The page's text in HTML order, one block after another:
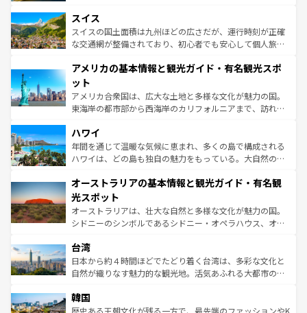
を参照してほしい。
は、お酒好きな人にはぜひ体験してほしい。 なお、新着の
ドイツ情報はコンテンツ一覧を参照してほしい。
リアごとに異なる魅力がある。また、優雅なアフタヌーン
ティー、ビール好きにはたまらない英国パブ、サッカー観
戦など、本場だからこそできる体験も豊富。イギリスを旅
ンツ一覧を参照してほしい。
スイス
スイスの国土面積は九州ほどの広さだが、運行時刻が正確
な交通網が整備されており、初心者でも安心して個人旅行
の建物がそのまま残る町や、スイスならではのユニークな
博物館もあり、アルプス観光だけでなく町歩きも満喫する
ことができる。国民の所得が高いため物価も高いが、旅行
者向けの交通パス提供のサービスもあり、うまく活用すれ
着のスイス情報は
アメリカの基本情報と観光ガイド・有名観光スポ
ット
アメリカ合衆国は、広大な土地と多様な文化が魅力の国。
東海岸の都市部から西海岸のカリフォルニアまで、訪れる
のような巨大都市は、観光、ショッピング、エンターテイ
ンメントが詰まった刺激的なスポットだ。一方、アメリカ
西部には大自然が広がり、グランドキャニオンやイエロー
部のニューオーリンズでは、音楽と美食が融合した独特の
文化が魅力。旅行者はアメリカの各地域で異なる魅力を楽
しみながら、その多様性と豊かな歴史を感じることができ
るだろう。車でのロードトリップや列車の旅も、アメリカ
情報は
ハワイ
年間を通じて温暖な気候に恵まれ、多くの島で構成される
ハワイは、どの島も独自の魅力をもっている。大自然の神
ワイ島は見逃せない。また、定番の観光地といえばオアフ
島だが、静かな自然を求めるならマウイ島やカウアイ島が
おすすめ。エメラルドグリーンに輝く海をはじめ、豊かな
文化や歴史が息づいている。「アロハスピリット」と呼ば
人々、おいしいローカルフードやハワイアンミュージッ
ク、伝統的なフラダンスなど、すべてがハワイの魅力を彩
っている。訪れるたびに新しい発見と感動が待っているハ
はコンテンツ一覧
オーストラリアの基本情報と観光ガイド・有名観
光スポット
オーストラリアは、壮大な自然と多様な文化が魅力の国。
シドニーのシンボルであるシドニー・オペラハウス、オー
リアリーフや大陸中央部にそびえるウルル（エアーズロッ
ク）、タスマニアの美しい原生林やケアンズの熱帯雨林な
ど、見どころがたくさん。また、カフェやワイン、オージ
いる。アクティビティも充実しており、サーフィンやダイ
ビング、ハイキングなど、アウトドア好きにはたまらな
台湾
日本から約４時間ほどでたどり着く台湾は、多彩な文化と
自然が織りなす魅力的な観光地。活気あふれる大都市の台
ン）、静ひつな山岳地帯である台湾東部など、都市の喧騒
と山間の静けさが共存しており、訪れる人に新しい発見と
韓国
歴史ある王朝文化が残る一方で、最先端のファッションやK